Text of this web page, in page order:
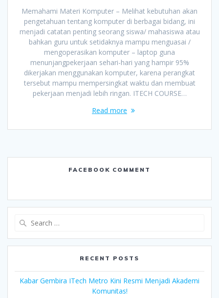
Memahami Materi Komputer – Melihat kebutuhan akan
pengetahuan tentang komputer di berbagai bidang, ini
menjadi catatan penting seorang siswa/ mahasiswa atau
bahkan guru untuk setidaknya mampu menguasai /
mengoperasikan komputer – laptop guna
menunjangpekerjaan sehari-hari yang hampir 95%
dikerjakan menggunakan komputer, karena perangkat
tersebut mampu mempersingkat waktu dan membuat
pekerjaan menjadi lebih ringan. ITECH COURSE…
Read more
FACEBOOK COMMENT
RECENT POSTS
Kabar Gembira ITech Metro Kini Resmi Menjadi Akademi
Komunitas!